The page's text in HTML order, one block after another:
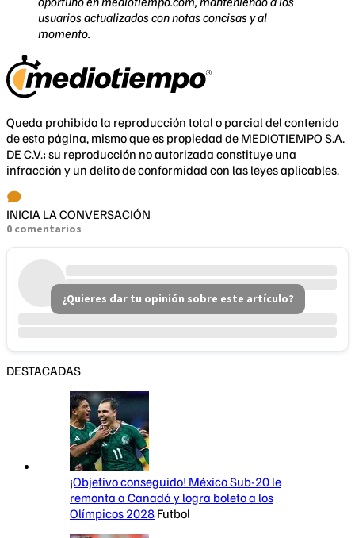
usuarios actualizados con notas concisas y al
momento.
Queda prohibida la reproducción total o parcial del contenido
de esta página, mismo que es propiedad de MEDIOTIEMPO S.A.
DE C.V.; su reproducción no autorizada constituye una
infracción y un delito de conformidad con las leyes aplicables.
INICIA LA CONVERSACIÓN
0 comentarios
¿Quieres dar tu opinión sobre este artículo?
DESTACADAS
¡Objetivo conseguido! México Sub-20 le
remonta a Canadá y logra boleto a los
Olímpicos 2028 Futbol